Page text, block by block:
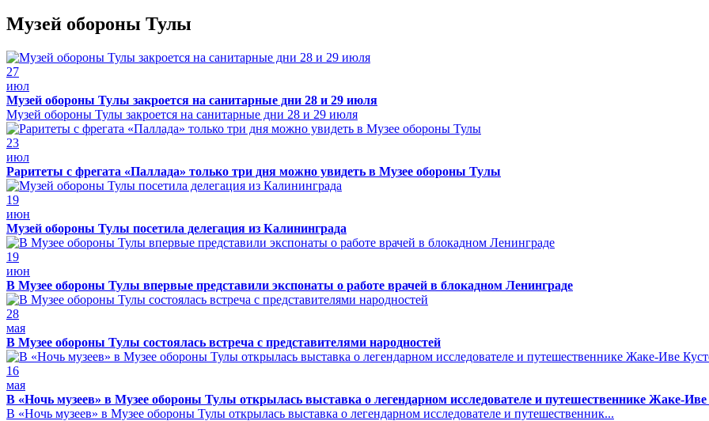
Музей обороны Тулы
27
июл
Музей обороны Тулы закроется на санитарные дни 28 и 29 июля
Музей обороны Тулы закроется на санитарные дни 28 и 29 июля
23
июл
Раритеты с фрегата «Паллада» только три дня можно увидеть в Музее обороны Тулы
19
июн
Музей обороны Тулы посетила делегация из Калининграда
19
июн
В Музее обороны Тулы впервые представили экспонаты о работе врачей в блокадном Ленинграде
28
мая
В Музее обороны Тулы состоялась встреча с представителями народностей
16
мая
В «Ночь музеев» в Музее обороны Тулы открылась выставка о легендарном исследователе и путешественнике Жаке-
В «Ночь музеев» в Музее обороны Тулы открылась выставка о легендарном исследователе и путешественник...